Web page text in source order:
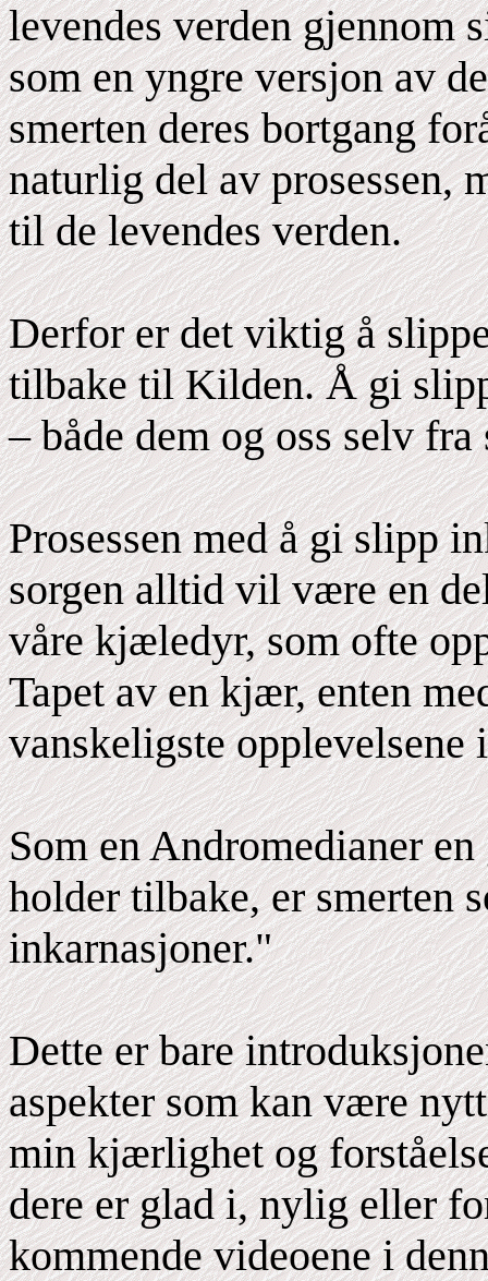
levendes verden gjennom
som en yngre versjon av
smerten deres bortgang
naturlig del av prosessen,
til de levendes verden.
Derfor er det viktig å
tilbake til Kilden. Å gi
– både dem og oss selv
Prosessen med å gi slipp
sorgen alltid vil være en
våre kjæledyr, som ofte
Tapet av en kjær, enten
vanskeligste opplevelsene
Som en Andromedianer
holder tilbake, er smerten
inkarnasjoner."
Dette er bare
aspekter som kan være
min kjærlighet og
dere er glad i, nylig eller
kommende videoene i